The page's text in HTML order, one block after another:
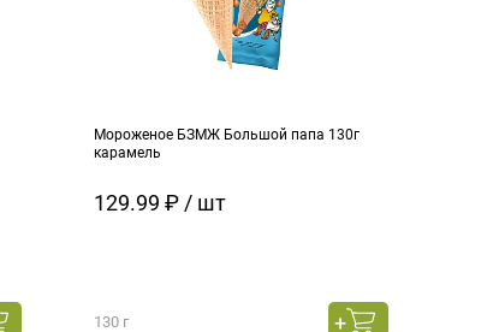
Мороженое БЗМЖ Большой папа 130г
карамель
129.99 ₽ / шт
130 г